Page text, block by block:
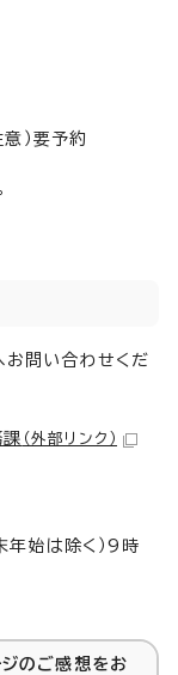
）要予約
問い合わせくだ
（外部リンク）
年始は除く）9時
ジのご感想をお